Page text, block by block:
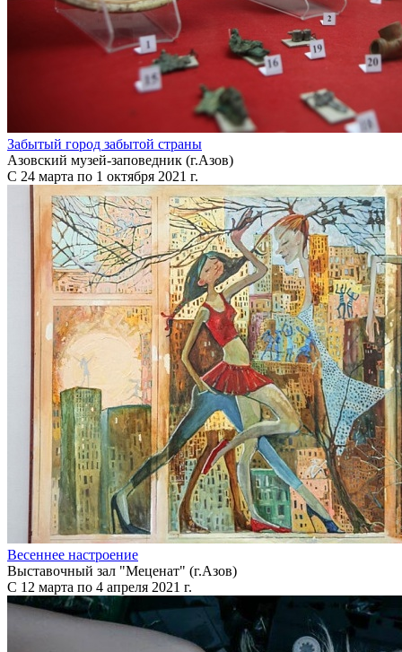
Забытый город забытой страны
Азовский музей-заповедник (г.Азов)
С 24 марта по 1 октября 2021 г.
Весеннее настроение
Выставочный зал "Меценат" (г.Азов)
С 12 марта по 4 апреля 2021 г.